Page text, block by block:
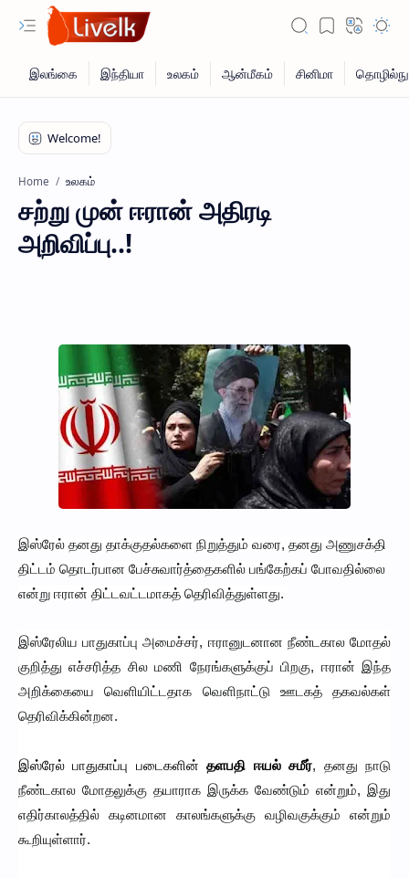
Home உலகம்
சற்று முன் ஈரான் அதிரடி
அறிவிப்பு..!
இஸ்ரேல் தனது தாக்குதல்களை நிறுத்தும் வரை, தனது அணுசக்தி
திட்டம் தொடர்பான பேச்சுவார்த்தைகளில் பங்கேற்கப் போவதில்லை
என்று ஈரான் திட்டவட்டமாகத் தெரிவித்துள்ளது.
இஸ்ரேலிய பாதுகாப்பு அமைச்சர், ஈரானுடனான நீண்டகால மோதல்
குறித்து எச்சரித்த சில மணி நேரங்களுக்குப் பிறகு, ஈரான் இந்த
அறிக்கையை வெளியிட்டதாக வெளிநாட்டு ஊடகத் தகவல்கள்
தெரிவிக்கின்றன.
இஸ்ரேல் பாதுகாப்பு படைகளின்தளபதி ஈயல் சமீர், தனது நாடு
நீண்டகால மோதலுக்கு தயாராக இருக்க வேண்டும் என்றும், இது
எதிர்காலத்தில் கடினமான காலங்களுக்கு வழிவகுக்கும் என்றும்
கூறியுள்ளார்.